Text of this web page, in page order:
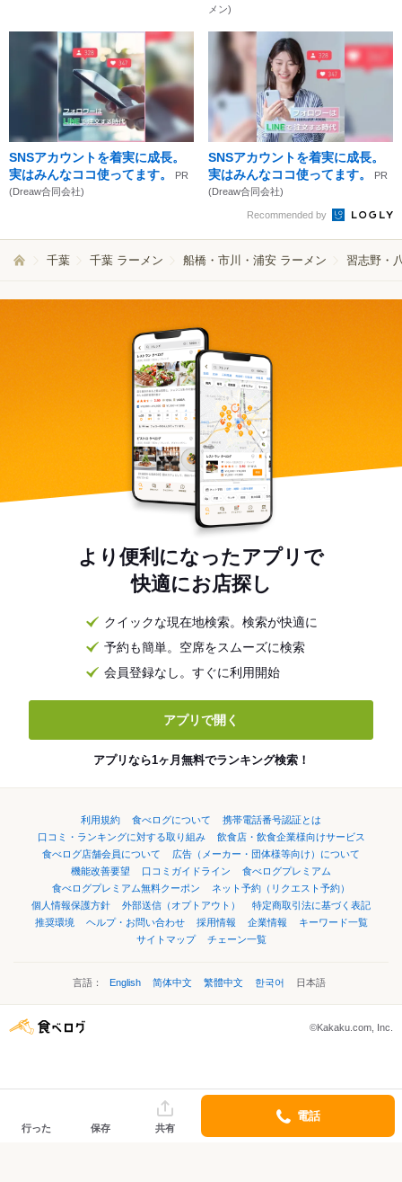
メン)
SNSアカウントを着実に成長。
実はみんなココ使ってます。
PR
(Dreaw合同会社)
SNSアカウントを着実に成長。
実はみんなココ使ってます。
PR
(Dreaw合同会社)
Recommended by
千葉 千葉 ラーメン 船橋・市川・浦安 ラーメン 習志野・
より便利になったアプリで
快適にお店探し
クイックな現在地検索。検索が快適に
予約も簡単。空席をスムーズに検索
会員登録なし。すぐに利用開始
アプリで開く
アプリなら1ヶ月無料でランキング検索！
利用規約 食べログについて
携帯電話番号認証とは
口コミ・ランキングに対する取り組み
飲食店・飲食企業様向けサービス
食べログ店舗会員について
広告（メーカー・団体様等向け）について
機能改善要望
口コミガイドライン
食べログプレミアム
食べログプレミアム無料クーポン
ネット予約（リクエスト予約）
個人情報保護方針
外部送信（オプトアウト）
特定商取引法に基づく表記
推奨環境
ヘルプ・お問い合わせ 採用情報 企業情報
キーワード一覧
サイトマップ
チェーン一覧
言語： English 简体中文 繁體中文 한국어 日本語
©Kakaku.com, Inc.
行った 保存 共有
電話